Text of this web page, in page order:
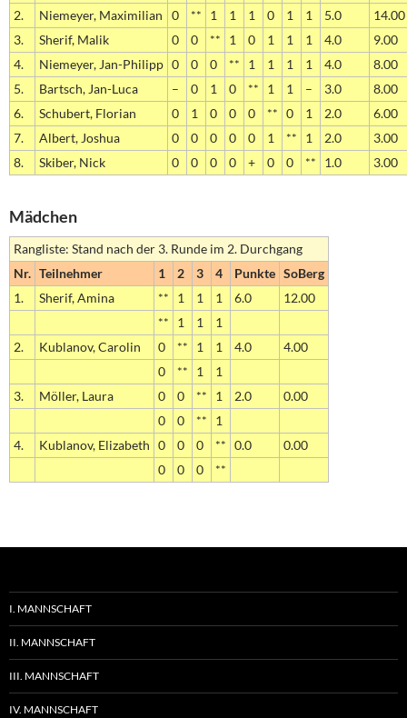
2.
Niemeyer, Maximilian 0 ** 1 1 1 0 1 1 5.0
14.00
3.
Sherif, Malik 0 0 ** 1 0 1 1 1 4.0
9.00
4.
Niemeyer, Jan-Philipp 0 0 0 ** 1 1 1 1 4.0
8.00
5.
Bartsch, Jan-Luca – 0 1 0 ** 1 1 – 3.0
8.00
6.
Schubert, Florian 0 1 0 0 0 ** 0 1 2.0
6.00
7.
Albert, Joshua 0 0 0 0 0 1 ** 1 2.0
3.00
8.
Skiber, Nick 0 0 0 0 + 0 0 ** 1.0 3.00
Mädchen
Rangliste: Stand nach der 3. Runde im 2. Durchgang
Nr. Teilnehmer 1 2 3 4 Punkte SoBerg
1.
Sherif, Amina ** 1 1 1 6.0
12.00
**
1 1
1
2.
Kublanov, Carolin 0 ** 1 1 4.0
4.00
0
** 1
1
3.
Möller, Laura 0 0 ** 1 2.0
0.00
0
0 **
1
4.
Kublanov, Elizabeth 0 0 0 ** 0.0
0.00
0
0 0 **
I. MANNSCHAFT
II. MANNSCHAFT
III. MANNSCHAFT
IV. MANNSCHAFT